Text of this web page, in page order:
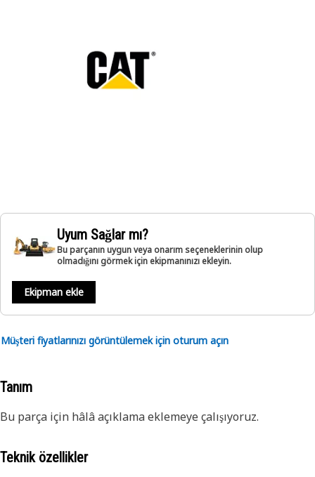
Uyum Sağlar mı?
Bu parçanın uygun veya onarım seçeneklerinin olup
olmadığını görmek için ekipmanınızı ekleyin.
Ekipman ekle
Müşteri fiyatlarınızı görüntülemek için oturum açın
Tanım
Bu parça için hâlâ açıklama eklemeye çalışıyoruz.
Teknik özellikler